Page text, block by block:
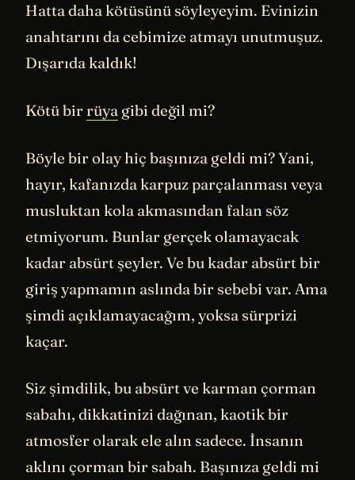
Hatta daha kötüsünü söyleyeyim. Evinizin
anahtarını da cebimize atmayı unutmuşuz.
Dışarıda kaldık!
Kötü bir rüya gibi değil mi?
Böyle bir olay hiç başınıza geldi mi? Yani,
hayır, kafanızda karpuz parçalanması veya
musluktan kola akmasından falan söz
etmiyorum. Bunlar gerçek olamayacak
kadar absürt şeyler. Ve bu kadar absürt bir
giriş yapmamın aslında bir sebebi var. Ama
şimdi açıklamayacağım, yoksa sürprizi
kaçar.
Siz şimdilik, bu absürt ve karman çorman
sabahı, dikkatinizi dağınan, kaotik bir
atmosfer olarak ele alın sadece. İnsanın
aklını çorman bir sabah. Başınıza geldi mi